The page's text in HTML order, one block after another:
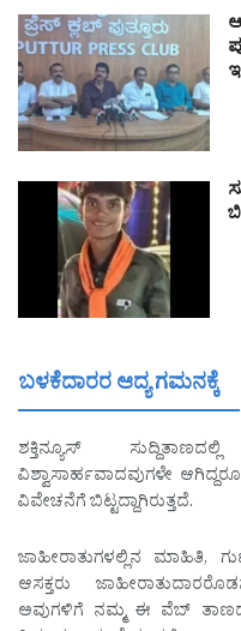
ಬಳಕೆದಾರರ ಆದ್ಯ ಗಮನಕ್ಕೆ
ಶಕ್ತಿನ್ಯೂಸ್
ವಿಶ್ವಾಸಾರ್ಹವಾದವುಗಳೇ
ವಿವೇಚನೆಗೆ ಬಿಟ್ಟದ್ದಾಗಿರುತ್ತದೆ.
ಜಾಹೀರಾತುಗಳಲ್ಲಿನ ಮಾಹಿತಿ,
ಆಸಕ್ತರು
ಅವುಗಳಿಗೆ ನಮ್ಮ ಈ ವೆಬ್